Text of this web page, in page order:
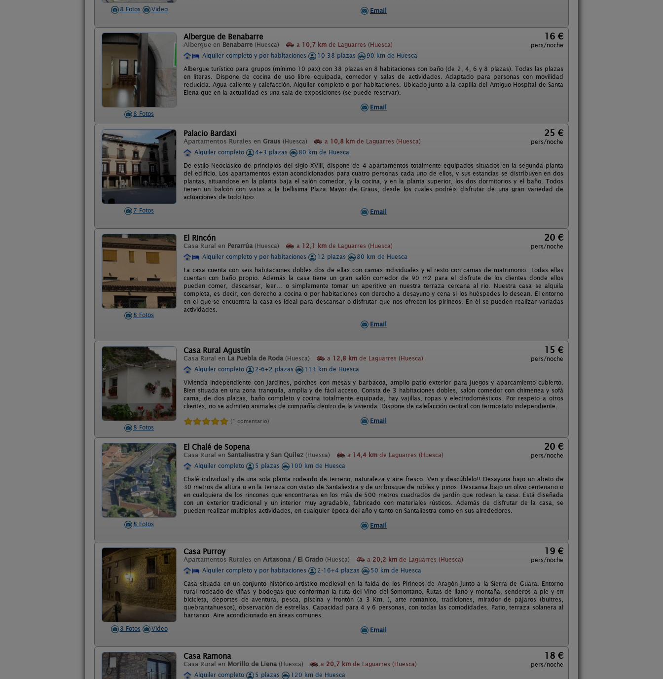
8 Fotos Video
Email
8 Fotos
Albergue de Benabarre
Albergue en Benabarre (Huesca) a 10,7 km de Laguarres (Huesca)
16 €
pers/noche
Alquiler completo y por habitaciones
10-38 plazas
90 km de Huesca
Albergue turístico para grupos (mínimo 10 pax) con 38 plazas en 8 habitaciones con baño (de 2, 4, 6 y 8 plazas). Todas las plazas
en literas. Dispone de cocina de uso libre equipada, comedor y salas de actividades. Adaptado para personas con movilidad
reducida. Agua caliente y calefacción. Alquiler completo o por habitaciones. Ubicado junto a la capilla del Antiguo Hospital de Santa
Elena que en la actualidad es una sala de exposiciones (se puede reservar).
Email
7 Fotos
Palacio Bardaxi
Apartamentos Rurales en Graus (Huesca) a 10,8 km de Laguarres (Huesca)
25 €
pers/noche
Alquiler completo
4+3 plazas
80 km de Huesca
De estilo Neoclasico de principios del siglo XVIII, dispone de 4 apartamentos totalmente equipados situados en la segunda planta
del edificio. Los apartamentos estan acondicionados para cuatro personas cada uno de ellos, y sus estancias se distribuyen en dos
plantas, situandose en la planta baja el salón comedor, y la cocina, y en la planta superior, los dos dormitorios y el baño. Todos
tienen un balcón con vistas a la bellisima Plaza Mayor de Graus, desde los cuales podréis disfrutar de una gran variedad de
actuaciones de todo tipo.
Email
8 Fotos
El Rincón
Casa Rural en Perarrúa (Huesca) a 12,1 km de Laguarres (Huesca)
20 €
pers/noche
Alquiler completo y por habitaciones
12 plazas
80 km de Huesca
La casa cuenta con seis habitaciones dobles dos de ellas con camas individuales y el resto con camas de matrimonio. Todas ellas
cuentan con baño propio. Además la casa tiene un gran salón comedor de 90 m2 para el disfrute de los clientes donde ellos
pueden comer, descansar, leer... o simplemente tomar un aperitivo en nuestra terraza cercana al rio. Nuestra casa se alquila
completa, es decir, con derecho a cocina o por habitaciones con derecho a desayuno y cena si los huéspedes lo desean. El entorno
en el que se encuentra la casa es ideal para descansar o disfrutar que nos ofrecen los pirineos. En él se pueden realizar variadas
actividades.
Email
8 Fotos
Casa Rural Agustín
Casa Rural en La Puebla de Roda (Huesca) a 12,8 km de Laguarres (Huesca)
15 €
pers/noche
Alquiler completo
2-6+2 plazas
113 km de Huesca
Vivienda independiente con jardines, porches con mesas y barbacoa, amplio patio exterior para juegos y aparcamiento cubierto.
Bien situada en una zona tranquila, amplia y de fácil acceso. Consta de 3 habitaciones dobles, salón comedor con chimenea y sofá
cama, de dos plazas, baño completo y cocina totalmente equipada, hay vajillas, ropas y electrodomésticos. Por respeto a otros
clientes, no se admiten animales de compañía dentro de la vivienda. Dispone de calefacción central con termostato independiente.
(1 comentario) Email
8 Fotos
El Chalé de Sopena
Casa Rural en Santaliestra y San Quílez (Huesca) a 14,4 km de Laguarres (Huesca)
20 €
pers/noche
Alquiler completo
5 plazas
100 km de Huesca
Chalé individual y de una sola planta rodeado de terreno, naturaleza y aire fresco. Ven y descúblelo!! Desayuna bajo un abeto de
30 metros de altura o en la terraza con vistas de Santaliestra y de un bosque de robles y pinos. Descansa bajo un olivo centenario o
en cualquiera de los rincones que encontraras en los más de 500 metros cuadrados de jardín que rodean la casa. Está diseñada
con un exterior tradicional y un interior muy agradable, fabricado con materiales rústicos. Además de disfrutar de la casa, se
pueden realizar múltiples actividades, en cualquier época del año y tanto en Santaliestra como en sus alrededores.
Email
8 Fotos Video
Casa Purroy
Apartamentos Rurales en Artasona / El Grado (Huesca) a 20,2 km de Laguarres (Huesca)
19 €
pers/noche
Alquiler completo y por habitaciones
2-16+4 plazas
50 km de Huesca
Casa situada en un conjunto histórico-artístico medieval en la falda de los Pirineos de Aragón junto a la Sierra de Guara. Entorno
rural rodeado de viñas y bodegas que conforman la ruta del Vino del Somontano. Rutas de llano y montaña, senderos a pie y en
bicicleta, deportes de aventura, pesca, piscina y frontón (a 3 Km. ), arte románico, tradiciones, mirador de pájaros (buitres,
quebrantahuesos), observación de estrellas. Capacidad para 4 y 6 personas, con todas las comodidades. Patio, terraza solanera al
barranco. Aire acondicionado en áreas comunes.
Email
Casa Ramona
Casa Rural en Morillo de Liena (Huesca) a 20,7 km de Laguarres (Huesca)
18 €
pers/noche
Alquiler completo
5 plazas
120 km de Huesca